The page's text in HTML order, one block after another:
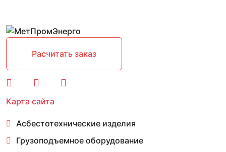
Расчитать заказ
Карта сайта
Асбестотехнические изделия
Грузоподъемное оборудование